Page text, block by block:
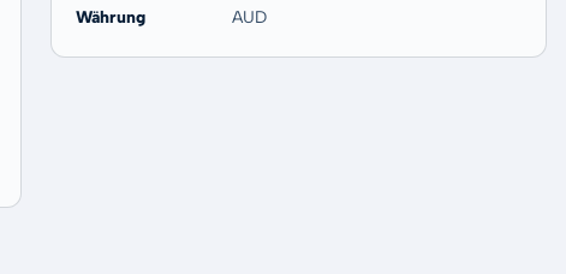
Währung AUD